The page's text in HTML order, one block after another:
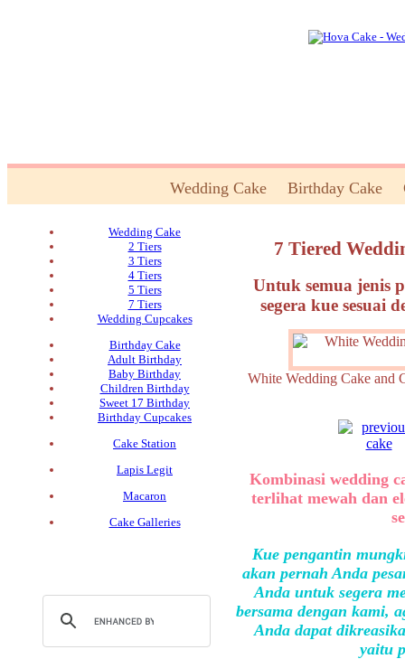
Wedding Cake Birthday Cake
Wedding Cake
2 Tiers
3 Tiers
4 Tiers
5 Tiers
7 Tiers
Wedding Cupcakes
Birthday Cake
Adult Birthday
Baby Birthday
Children Birthday
Sweet 17 Birthday
Birthday Cupcakes
Cake Station
Lapis Legit
Macaron
Cake Galleries
7 Tiered
Untuk semua jenis
segera kue sesuai
White Wedding Cake
Kombinasi wedding
terlihat mewah dan
Kue pengantin
akan pernah Anda
Anda untuk segera
bersama dengan kami,
Anda dapat
yaitu